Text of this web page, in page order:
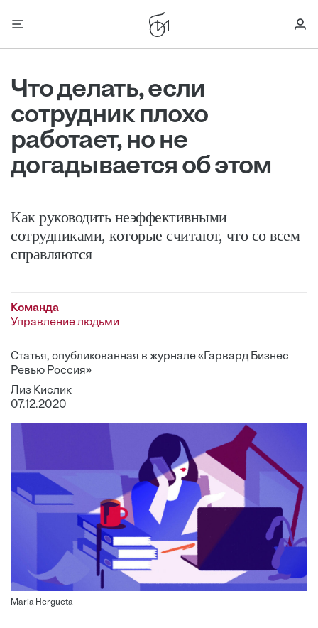
Что делать, если
сотрудник плохо
работает, но не
догадывается об этом
Как руководить неэффективными
сотрудниками, которые считают, что со всем
справляются
Команда
Управление людьми
Статья, опубликованная в журнале «Гарвард Бизнес
Ревью Россия»
Лиз Кислик
07.12.2020
Maria Hergueta